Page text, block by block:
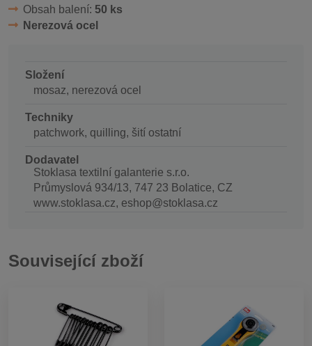
Obsah balení: 50 ks
Nerezová ocel
Složení
mosaz, nerezová ocel
Techniky
patchwork, quilling, šití ostatní
Dodavatel
Stoklasa textilní galanterie s.r.o.
Průmyslová 934/13, 747 23 Bolatice, CZ
www.stoklasa.cz, eshop@stoklasa.cz
Související zboží